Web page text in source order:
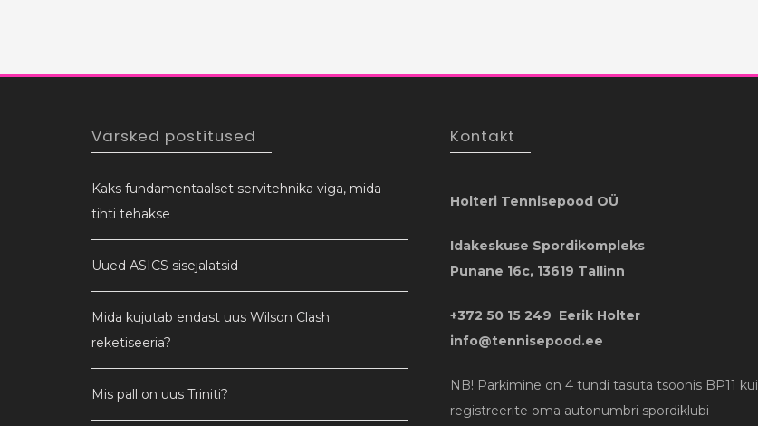
Värsked postitused
Kaks fundamentaalset servitehnika viga, mida
tihti tehakse
Uued ASICS sisejalatsid
Mida kujutab endast uus Wilson Clash
reketiseeria?
Mis pall on uus Triniti?
Kontakt
Holteri Tennisepood OÜ
Idakeskuse Spordikompleks
Punane 16c, 13619 Tallinn
+372 50 15 249 Eerik Holter
info@tennisepood.ee
NB! Parkimine on 4 tundi tasuta tsoonis BP11 kui
registreerite oma autonumbri spordiklubi